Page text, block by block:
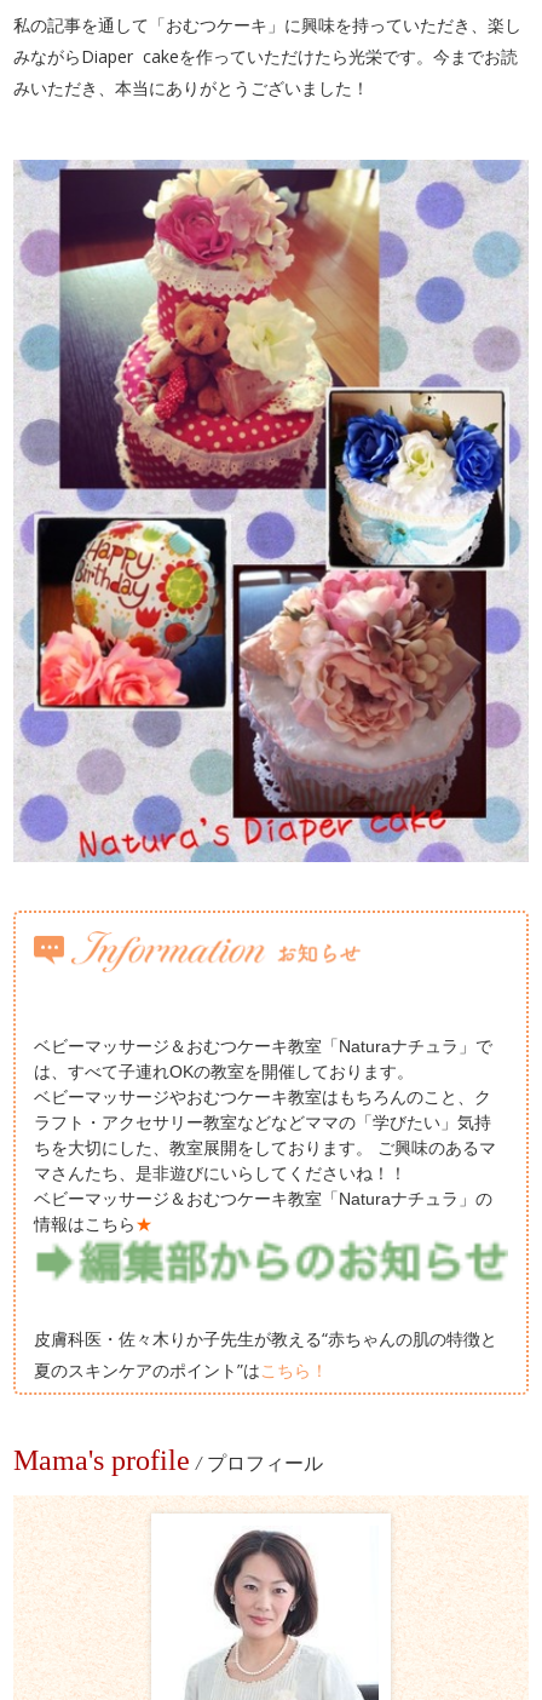
私の記事を通して「おむつケーキ」に興味を持っていただき、楽し
みながらDiaper cakeを作っていただけたら光栄です。今までお読
みいただき、本当にありがとうございました！
ベビーマッサージ＆おむつケーキ教室「Naturaナチュラ」で
は、すべて子連れOKの教室を開催しております。
ベビーマッサージやおむつケーキ教室はもちろんのこと、ク
ラフト・アクセサリー教室などなどママの「学びたい」気持
ちを大切にした、教室展開をしております。 ご興味のあるマ
マさんたち、是非遊びにいらしてくださいね！！
ベビーマッサージ＆おむつケーキ教室「Naturaナチュラ」の
情報はこちら★
皮膚科医・佐々木りか子先生が教える“赤ちゃんの肌の特徴と
夏のスキンケアのポイント”はこちら！
Mama's profile / プロフィール